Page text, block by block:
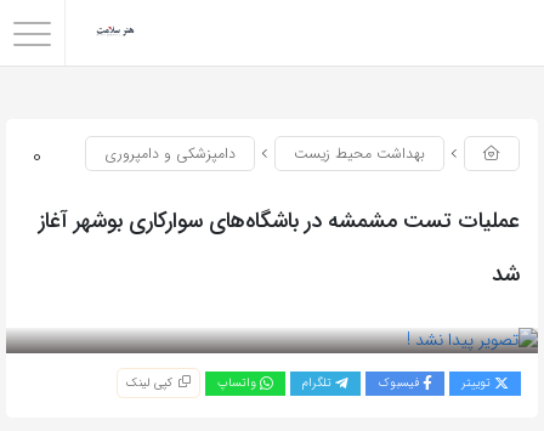
0 بهداشت محیط زیست دامپزشکی و دامپروری
عملیات تست مشمشه در باشگاه‌های سوارکاری بوشهر آغاز
شد
توییتر فیسبوک تلگرام واتساپ کپی لینک